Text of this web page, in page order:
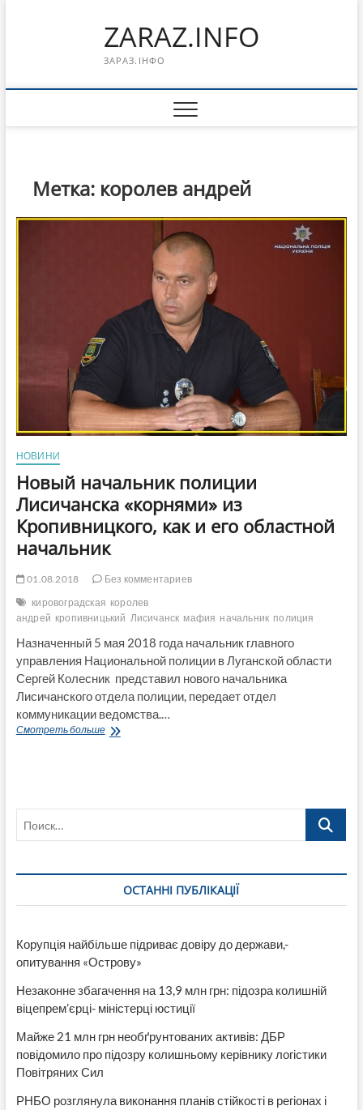
ZARAZ.INFO
ЗАРАЗ.ІНФО
Метка: королев андрей
НОВИНИ
Новый начальник полиции
Лисичанска «корнями» из
Кропивницкого, как и его областной
начальник
01.08.2018
Без комментариев
кировоградская королев
андрей кропивницький Лисичанск мафия начальник полиция
Назначенный 5 мая 2018 года начальник главного
управления Национальной полиции в Луганской области
Сергей Колесник представил нового начальника
Лисичанского отдела полиции, передает отдел
коммуникации ведомства.…
Смотреть большеНовый
областной
начальник
Поиск…
ОСТАННІ ПУБЛІКАЦІЇ
Корупція найбільше підриває довіру до держави,-
опитування «Острову»
Незаконне збагачення на 13,9 млн грн: підозра колишній
віцепрем’єрці- міністерці юстиції
Майже 21 млн грн необґрунтованих активів: ДБР
повідомило про підозру колишньому керівнику логістики
Повітряних Сил
РНБО розглянула виконання планів стійкості в регіонах і